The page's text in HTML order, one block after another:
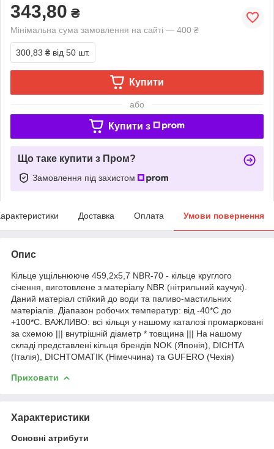
343,80 ₴
Мінімальна сума замовлення на сайті — 400 ₴
300,83 ₴ від 50 шт.
Купити
або
Купити з
Що таке купити з Пром?
Замовлення під захистом
Доставка Оплата Умови повернення
Опис
Кільце ущільнююче 459,2х5,7 NBR-70 - кільце круглого
січення, виготовлене з матеріалу NBR (нітрильний каучук).
Даний матеріал стійкий до води та паливо-мастильних
матеріалів. Діапазон робочих температур: від -40*С до
+100*С. ВАЖЛИВО: всі кільця у нашому каталозі промарковані
за схемою ||| внутрішній діаметр * товщина ||| На нашому
складі представлені кільця брендів NOK (Японія), DICHTA
(Італія), DICHTOMATIK (Німеччина) та GUFERO (Чехія)
Приховати
Характеристики
Основні атрибути